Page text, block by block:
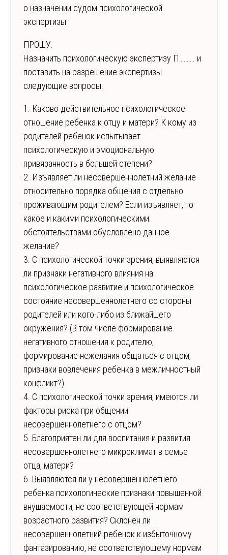
о назначении судом психологической
экспертизы
ПРОШУ:
Назначить психологическую экспертизу П………. и
поставить на разрешение экспертизы
следующие вопросы:
1. Каково действительное психологическое
отношение ребенка к отцу и матери? К кому из
родителей ребенок испытывает
психологическую и эмоциональную
привязанность в большей степени?
2. Изъявляет ли несовершеннолетний желание
относительно порядка общения с отдельно
проживающим родителем? Если изъявляет, то
какое и какими психологическими
обстоятельствами обусловлено данное
желание?
3. С психологической точки зрения, выявляются
ли признаки негативного влияния на
психологическое развитие и психологическое
состояние несовершеннолетнего со стороны
родителей или кого-либо из ближайшего
окружения? (В том числе формирование
негативного отношения к родителю,
формирование нежелания общаться с отцом,
признаки вовлечения ребенка в межличностный
конфликт?)
4. С психологической точки зрения, имеются ли
факторы риска при общении
несовершеннолетнего с отцом?
5. Благоприятен ли для воспитания и развития
несовершеннолетнего микроклимат в семье
отца, матери?
6. Выявляются ли у несовершеннолетнего
ребенка психологические признаки повышенной
внушаемости, не соответствующей нормам
возрастного развития? Склонен ли
несовершеннолетний ребенок к избыточному
фантазированию, не соответствующему нормам